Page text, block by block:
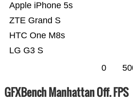
LG G3 S
HTC One M8s
ZTE Grand S
Apple iPhone 5s
0
GFXBench Manhattan Off. FPS